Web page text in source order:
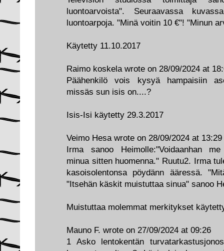
luontoarvoista". Seuraavassa
luontoarpoja. "Minä voitin 10 €"! "Minun
Käytetty 11.10.2017
Raimo koskela wrote on 28/09/2024 at
Päähenkilö vois kysyä hampaisiin
missäs sun isis on....?
Isis-Isi käytetty 29.3.2017
Veimo Hesa wrote on 28/09/2024 at 13:29
Irma sanoo Heimolle:"Voidaanhan
minua sitten huomenna." Ruutu2. Irma
kasoisolentonsa pöydänn ääressä.
"Itsehän käskit muistuttaa sinua" sanoo
Muistuttaa molemmat merkitykset
Mauno F. wrote on 27/09/2024 at 09:26
1 Asko lentokentän